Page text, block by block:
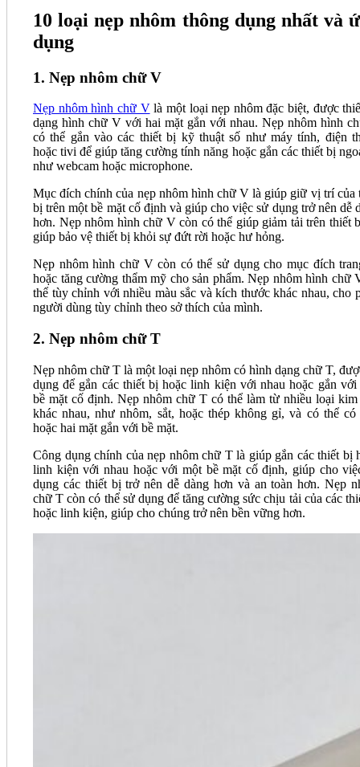
10 loại nẹp nhôm thông dụng nhất và
dụng
1. Nẹp nhôm chữ V
Nẹp nhôm hình chữ Vlà một loại nẹp nhôm đặc biệt, được
dạng hình chữ V với hai mặt gắn với nhau. Nẹp nhôm hình
có thể gắn vào các thiết bị kỹ thuật số như máy tính, điện
hoặc tivi để giúp tăng cường tính năng hoặc gắn các thiết bị
như webcam hoặc microphone.
Mục đích chính của nẹp nhôm hình chữ V là giúp giữ vị trí của
bị trên một bề mặt cố định và giúp cho việc sử dụng trở nên dễ
hơn. Nẹp nhôm hình chữ V còn có thể giúp giảm tải trên thiết
giúp bảo vệ thiết bị khỏi sự đứt rời hoặc hư hỏng.
Nẹp nhôm hình chữ V còn có thể sử dụng cho mục đích
hoặc tăng cường thẩm mỹ cho sản phẩm. Nẹp nhôm hình chữ
thể tùy chỉnh với nhiều màu sắc và kích thước khác nhau, cho
người dùng tùy chỉnh theo sở thích của mình.
2. Nẹp nhôm chữ T
Nẹp nhôm chữ T là một loại nẹp nhôm có hình dạng chữ T,
dụng để gắn các thiết bị hoặc linh kiện với nhau hoặc gắn với
bề mặt cố định. Nẹp nhôm chữ T có thể làm từ nhiều loại
khác nhau, như nhôm, sắt, hoặc thép không gỉ, và có thể có
hoặc hai mặt gắn với bề mặt.
Công dụng chính của nẹp nhôm chữ T là giúp gắn các thiết bị
linh kiện với nhau hoặc với một bề mặt cố định, giúp cho
dụng các thiết bị trở nên dễ dàng hơn và an toàn hơn. Nẹp
chữ T còn có thể sử dụng để tăng cường sức chịu tải của các
hoặc linh kiện, giúp cho chúng trở nên bền vững hơn.